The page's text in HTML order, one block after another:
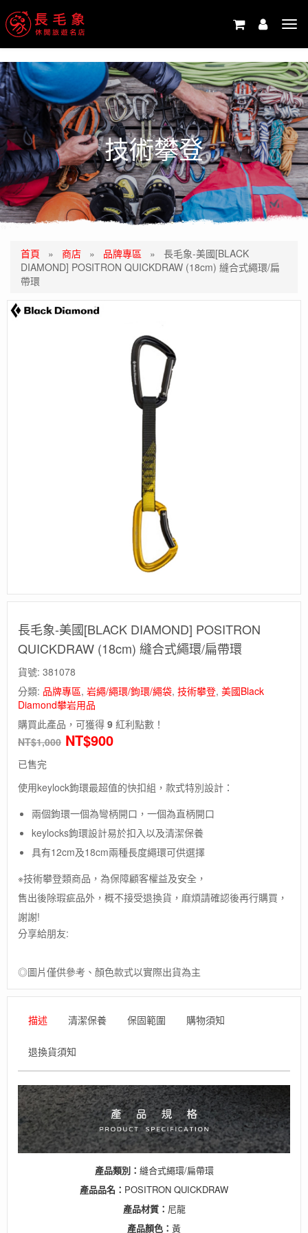
技術攀登
首頁 » 商店 » 品牌專區 » 長毛象-美國[BLACK
DIAMOND] POSITRON QUICKDRAW (18cm) 縫合式繩環/扁
帶環
長毛象-美國[BLACK DIAMOND] POSITRON
QUICKDRAW (18cm) 縫合式繩環/扁帶環
貨號: 381078
分類: 品牌專區, 岩繩/繩環/鉤環/繩袋, 技術攀登, 美國Black
Diamond攀岩用品
購買此產品，可獲得 9 紅利點數！
NT$1,000 NT$900
已售完
使用keylock鉤環最超值的快扣組，款式特別設計：
兩個鉤環一個為彎柄開口，一個為直柄開口
keylocks鉤環設計易於扣入以及清潔保養
具有12cm及18cm兩種長度繩環可供選擇
※技術攀登類商品，為保障顧客權益及安全，
售出後除瑕疵品外，概不接受退換貨，麻煩請確認後再行購買，
謝謝!
分享給朋友:
◎圖片僅供參考、顏色款式以實際出貨為主
描述 清潔保養 保固範圍 購物須知
退換貨須知
產品類別： 縫合式繩環/扁帶環
產品品名： POSITRON QUICKDRAW
產品材質： 尼龍
產品顏色： 黃